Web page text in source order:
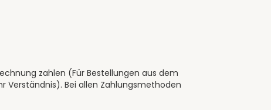
zahlen (Für Bestellungen aus dem
Verständnis). Bei allen Zahlungsmethoden